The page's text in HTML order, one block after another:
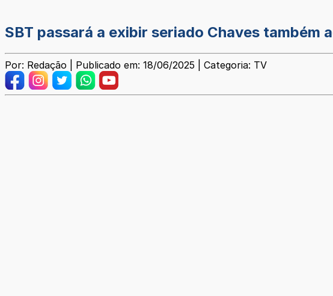
SBT passará a exibir seriado Chaves também
Por: Redação | Publicado em: 18/06/2025 | Categoria: TV